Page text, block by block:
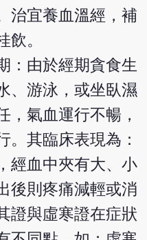
治宜養血溫經，補
飲。
：由於經期貪食生
、游泳，或坐臥濕
，氣血運行不暢，
。其臨床表現為：
經血中夾有大、小
後則疼痛減輕或消
證與虛寒證在症狀